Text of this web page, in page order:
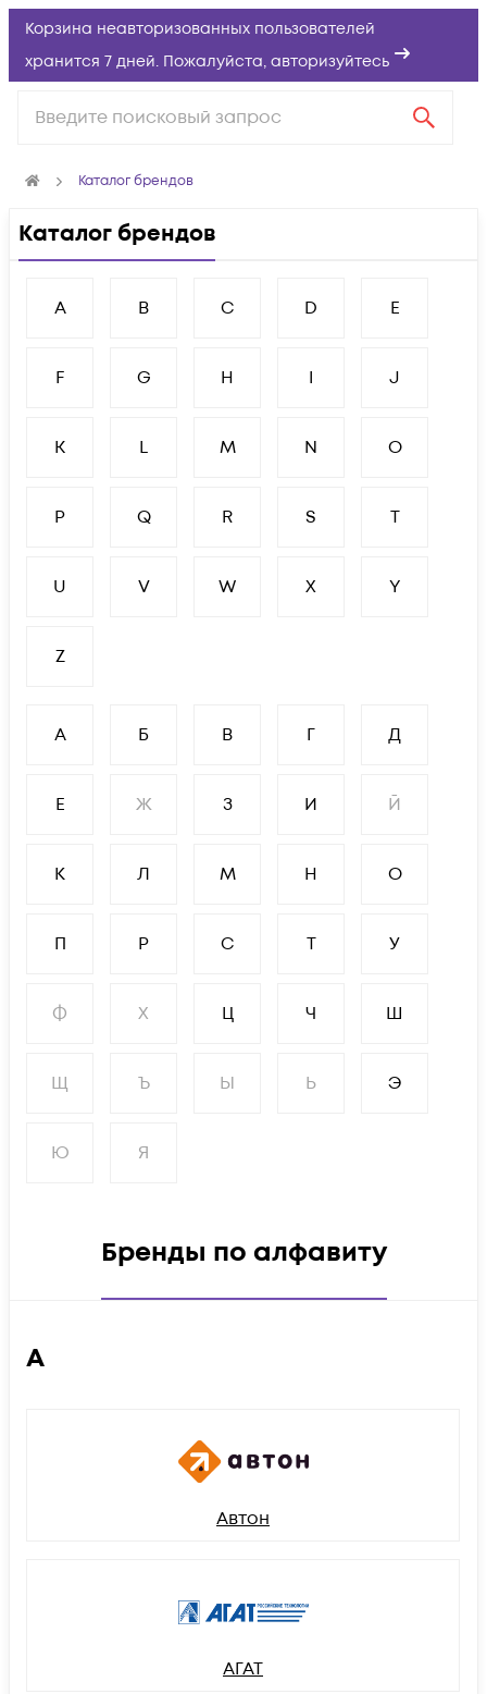
Корзина неавторизованных пользователей
хранится 7 дней. Пожалуйста, авторизуйтесь
Каталог брендов
Каталог брендов
A B C D E
F G H I J
K L M N O
P Q R S T
U V W X Y
Z
А Б В Г Д
Е Ж З И Й
К Л М Н О
П Р С Т У
Ф Х Ц Ч Ш
Щ Ъ Ы Ь Э
Ю Я
Бренды по алфавиту
А
Автон
АГАТ